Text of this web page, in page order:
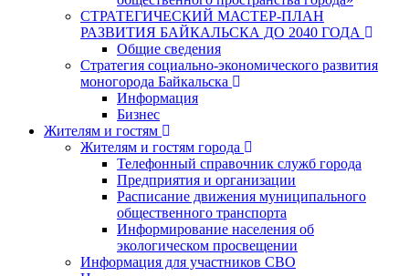
СТРАТЕГИЧЕСКИЙ МАСТЕР-ПЛАН
РАЗВИТИЯ БАЙКАЛЬСКА ДО 2040 ГОДА
Общие сведения
Стратегия социально-экономического развития
моногорода Байкальска
Информация
Бизнес
Жителям и гостям
Жителям и гостям города
Телефонный справочник служб города
Предприятия и организации
Расписание движения муниципального
общественного транспорта
Информирование населения об
экологическом просвещении
Информация для участников СВО